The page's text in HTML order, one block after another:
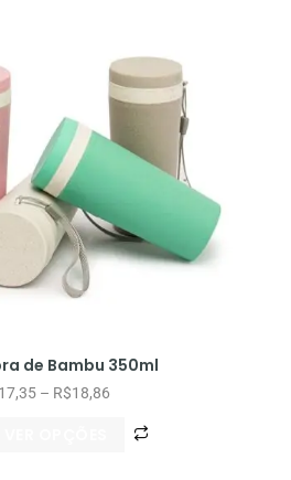
de Bambu 350ml
17,35 – R$18,86